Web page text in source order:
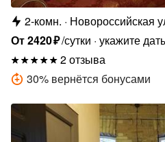
2-комн.
Новороссийская
От2420₽/сутки укажите
2 отзыва
30% вернётся бонусами